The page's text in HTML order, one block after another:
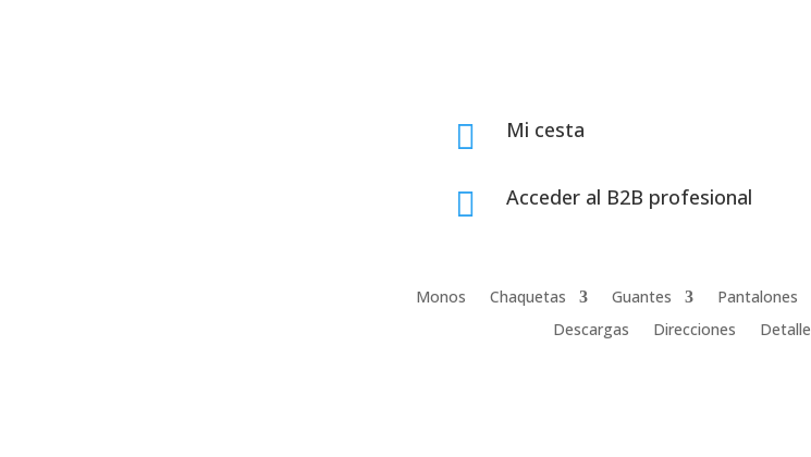
 Mi cesta
 Acceder al B2B profesional
Monos Chaquetas Guantes Pantalones
Descargas
Direcciones